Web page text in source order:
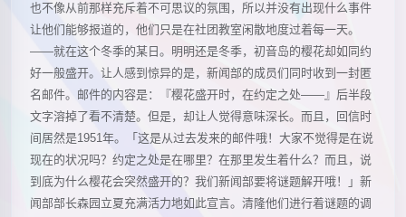
也不像从前那样充斥着不可思议的氛围，所以并没有出现什么事件
让他们能够报道的，他们只是在社团教室闲散地度过着每一天。
——就在这个冬季的某日。明明还是冬季，初音岛的樱花却如同约
好一般盛开。让人感到惊异的是，新闻部的成员们同时收到一封匿
名邮件。邮件的内容是：『樱花盛开时，在约定之处——』后半段
文字溶掉了看不清楚。但是，却让人觉得意味深长。而且，回信时
间居然是1951年。「这是从过去发来的邮件哦！大家不觉得是在说
现在的状况吗？约定之处是在哪里？在那里发生着什么？而且，说
到底为什么樱花会突然盛开的？我们新闻部要将谜题解开哦！」新
闻部部长森园立夏充满活力地如此宣言。清隆他们进行着谜题的调